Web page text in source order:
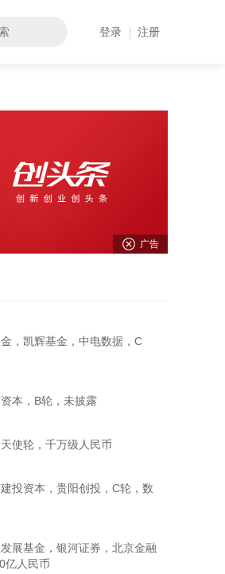
登录 注册
广告
，凯辉基金，中电数据，C
本，B轮，未披露
使轮，千万级人民币
投资本，贵阳创投，C轮，数
展基金，银河证券，北京金融
亿人民币